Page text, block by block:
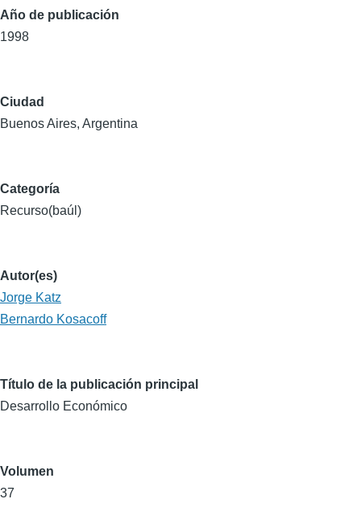
Año de publicación
1998
Ciudad
Buenos Aires, Argentina
Categoría
Recurso(baúl)
Autor(es)
Jorge Katz
Bernardo Kosacoff
Título de la publicación principal
Desarrollo Económico
Volumen
37